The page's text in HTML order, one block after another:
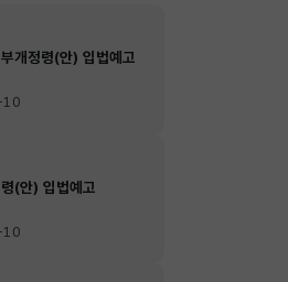
부개정령(안) 입법예고
령(안) 입법예고